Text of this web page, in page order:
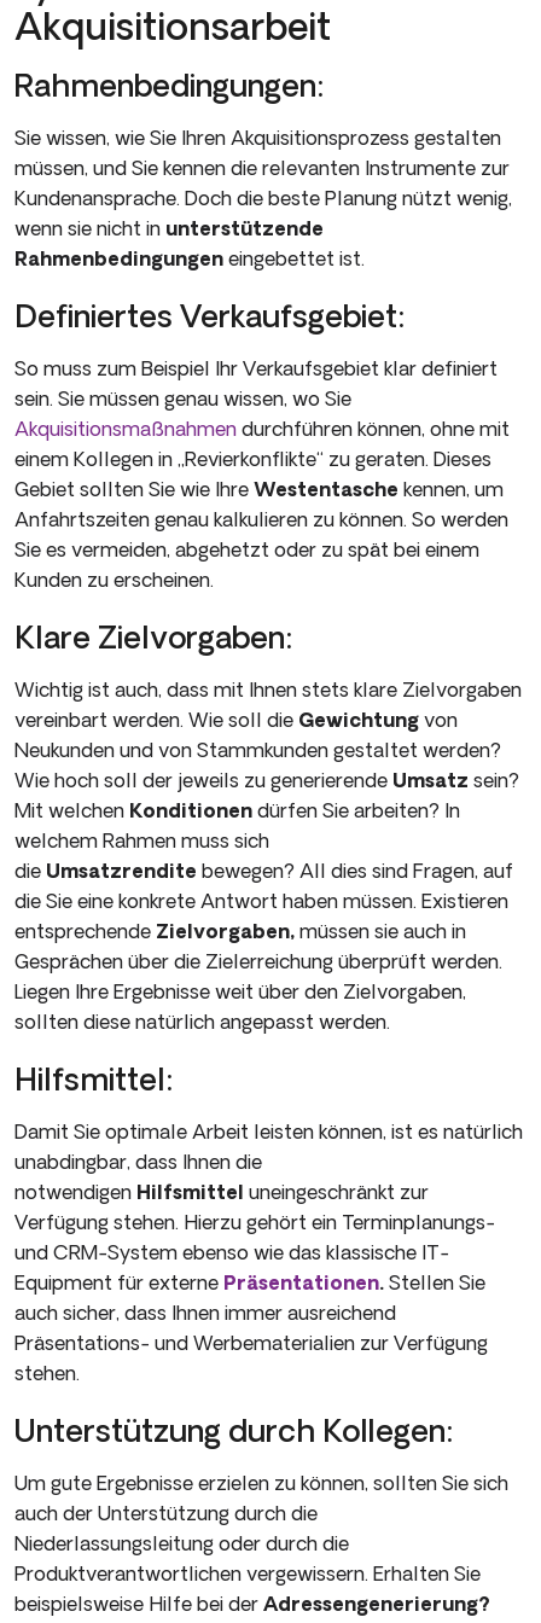
Akquisitionsarbeit
Rahmenbedingungen:
Sie wissen, wie Sie Ihren Akquisitionsprozess gestalten
müssen, und Sie kennen die relevanten Instrumente zur
Kundenansprache. Doch die beste Planung nützt wenig,
wenn sie nicht in unterstützende
Rahmenbedingungen eingebettet ist.
Definiertes Verkaufsgebiet:
So muss zum Beispiel Ihr Verkaufsgebiet klar definiert
sein. Sie müssen genau wissen, wo Sie
Akquisitionsmaßnahmen durchführen können, ohne mit
einem Kollegen in „Revierkonflikte“ zu geraten. Dieses
Gebiet sollten Sie wie Ihre Westentasche kennen, um
Anfahrtszeiten genau kalkulieren zu können. So werden
Sie es vermeiden, abgehetzt oder zu spät bei einem
Kunden zu erscheinen.
Klare Zielvorgaben:
Wichtig ist auch, dass mit Ihnen stets klare Zielvorgaben
vereinbart werden. Wie soll die Gewichtung von
Neukunden und von Stammkunden gestaltet werden?
Wie hoch soll der jeweils zu generierende Umsatz sein?
Mit welchen Konditionen dürfen Sie arbeiten? In
welchem Rahmen muss sich
die Umsatzrendite bewegen? All dies sind Fragen, auf
die Sie eine konkrete Antwort haben müssen. Existieren
entsprechende Zielvorgaben, müssen sie auch in
Gesprächen über die Zielerreichung überprüft werden.
Liegen Ihre Ergebnisse weit über den Zielvorgaben,
sollten diese natürlich angepasst werden.
Hilfsmittel:
Damit Sie optimale Arbeit leisten können, ist es natürlich
unabdingbar, dass Ihnen die
notwendigen Hilfsmittel uneingeschränkt zur
Verfügung stehen. Hierzu gehört ein Terminplanungs-
und CRM-System ebenso wie das klassische IT-
Equipment für externe Präsentationen. Stellen Sie
auch sicher, dass Ihnen immer ausreichend
Präsentations- und Werbematerialien zur Verfügung
stehen.
Unterstützung durch Kollegen:
Um gute Ergebnisse erzielen zu können, sollten Sie sich
auch der Unterstützung durch die
Niederlassungsleitung oder durch die
Produktverantwortlichen vergewissern. Erhalten Sie
beispielsweise Hilfe bei der Adressengenerierung?